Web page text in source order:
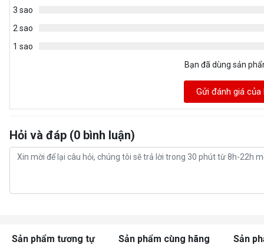
3 sao
2 sao
1 sao
Bạn đã dùng sản
Gửi đánh giá của
Hỏi và đáp (0 bình luận)
Sản phẩm tương tự Sản phẩm cùng hãng Sản